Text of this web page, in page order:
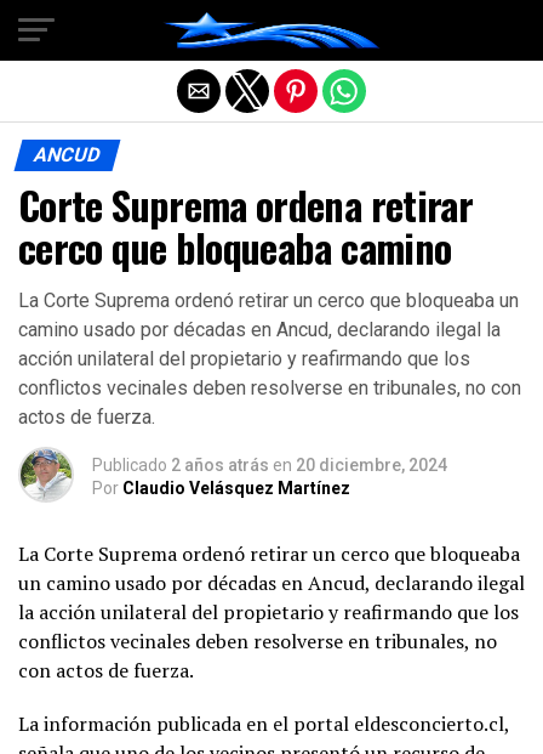
ANCUD
Corte Suprema ordena retirar
cerco que bloqueaba camino
La Corte Suprema ordenó retirar un cerco que bloqueaba un
camino usado por décadas en Ancud, declarando ilegal la
acción unilateral del propietario y reafirmando que los
conflictos vecinales deben resolverse en tribunales, no con
actos de fuerza.
Publicado 2 años atrás en 20 diciembre, 2024
Por Claudio Velásquez Martínez
La Corte Suprema ordenó retirar un cerco que bloqueaba
un camino usado por décadas en Ancud, declarando ilegal
la acción unilateral del propietario y reafirmando que los
conflictos vecinales deben resolverse en tribunales, no
con actos de fuerza.
La información publicada en el portal eldesconcierto.cl,
Salir de la versión móvil